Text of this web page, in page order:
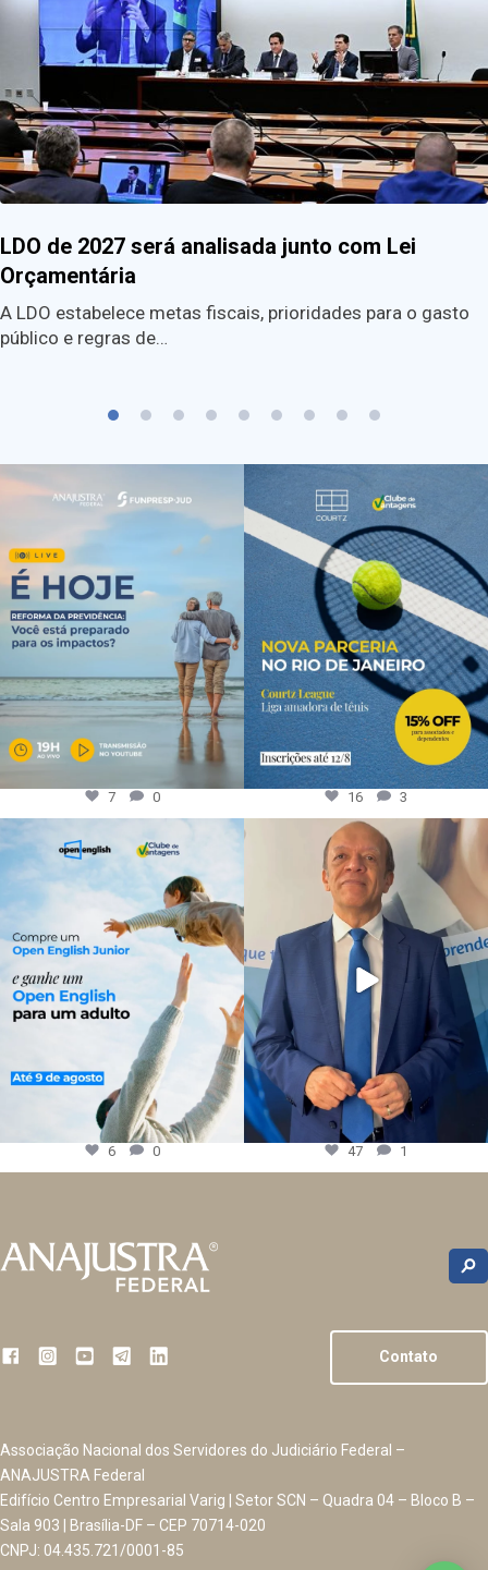
LDO de 2027 será analisada junto com Lei
Orçamentária
A LDO estabelece metas fiscais, prioridades para o gasto
público e regras de…
7 0 16 3
6 0 47 1
Contato
Associação Nacional dos Servidores do Judiciário Federal –
ANAJUSTRA Federal
Edifício Centro Empresarial Varig | Setor SCN – Quadra 04 – Bloco B –
Sala 903 | Brasília-DF – CEP 70714-020
CNPJ: 04.435.721/0001-85